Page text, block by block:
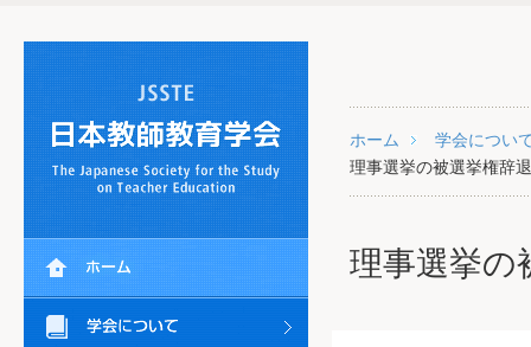
ホーム
学会につい
理事選挙の被選挙権辞
理事選挙の